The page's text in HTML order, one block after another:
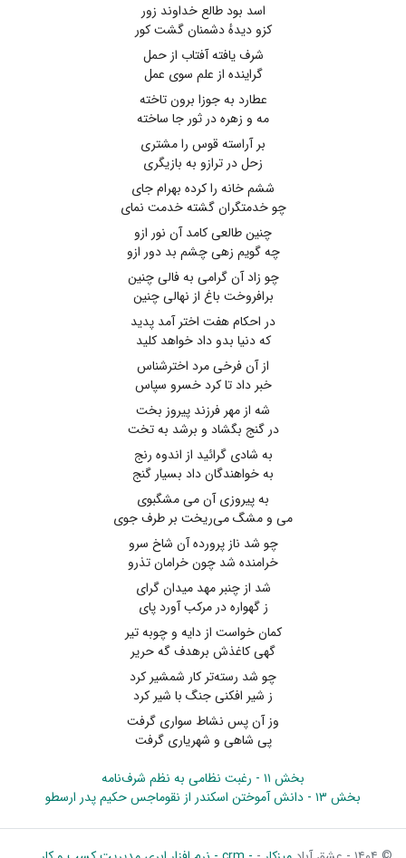
اسد بود طالع خداوند زور
کزو دیدهٔ دشمنان گشت کور
شرف یافته آفتاب از حمل
گراینده از علم سوی عمل
عطارد به جوزا برون تاخته
مه و زهره در ثور جا ساخته
بر آراسته قوس را مشتری
زحل در ترازو به بازیگری
ششم خانه را کرده بهرام جای
چو خدمتگران گشته خدمت نمای
چنین طالعی کامد آن نور ازو
چه گویم زهی چشم بد دور ازو
چو زاد آن گرامی به فالی چنین
برافروخت باغ از نهالی چنین
در احکام هفت اختر آمد پدید
که دنیا بدو داد خواهد کلید
از آن فرخی مرد اخترشناس
خبر داد تا کرد خسرو سپاس
شه از مهر فرزند پیروز بخت
در گنج بگشاد و برشد به تخت
به شادی گرائید از اندوه رنج
به خواهندگان داد بسیار گنج
به پیروزی آن می مشگبوی
می و مشگ می‌ریخت بر طرف جوی
چو شد ناز پرورده آن شاخ سرو
خرامنده شد چون خرامان تذرو
شد از چنبر مهد میدان گرای
ز گهواره در مرکب آورد پای
کمان خواست از دایه و چوبه تیر
گهی کاغذش برهدف گه حریر
چو شد رسته‌تر کار شمشیر کرد
ز شیر افکنی جنگ با شیر کرد
وز آن پس نشاط سواری گرفت
پی شاهی و شهریاری گرفت
بخش ۱۱ - رغبت نظامی به نظم شرف‌نامه
بخش ۱۳ - دانش آموختن اسکندر از نقوماجس حکیم پدر ارسطو